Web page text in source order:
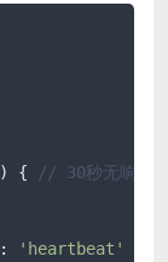
) {
// 30秒无响应
: 'heartbeat'